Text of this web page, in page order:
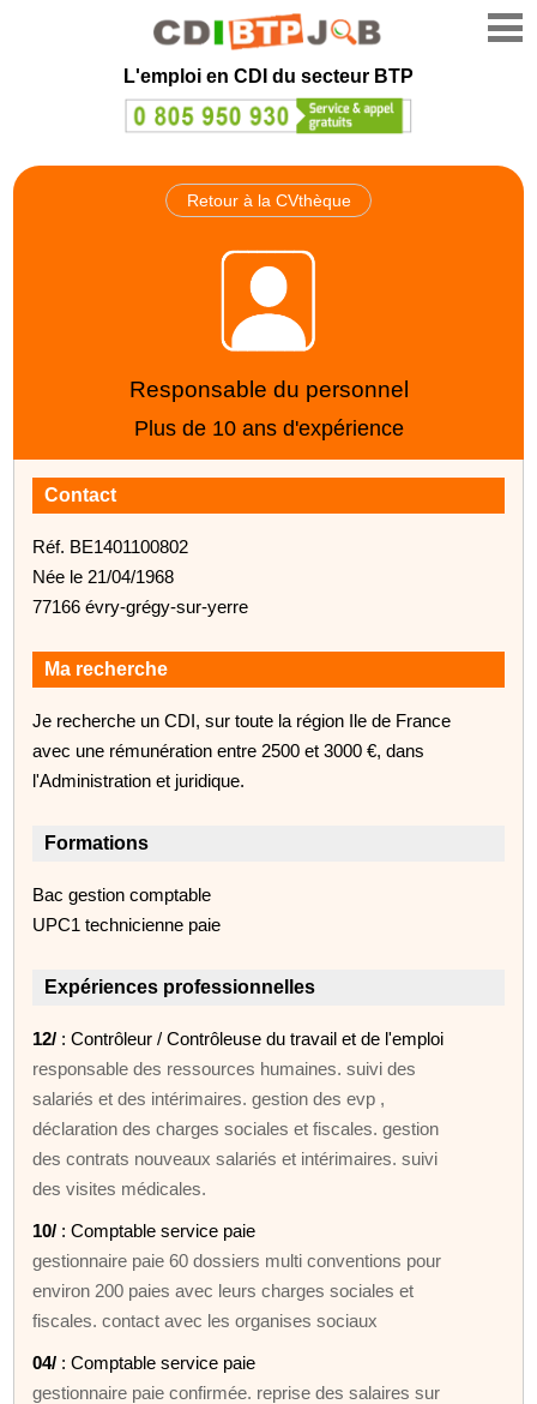
L'emploi en CDI du secteur BTP
Retour à la CVthèque
Responsable du personnel
Plus de 10 ans d'expérience
Contact
Réf. BE1401100802
Née le 21/04/1968
77166 évry-grégy-sur-yerre
Ma recherche
Je recherche un CDI, sur toute la région Ile de France
avec une rémunération entre 2500 et 3000 €, dans
l'Administration et juridique.
Formations
Bac gestion comptable
UPC1 technicienne paie
Expériences professionnelles
12/ : Contrôleur / Contrôleuse du travail et de l'emploi
responsable des ressources humaines. suivi des
salariés et des intérimaires. gestion des evp ,
déclaration des charges sociales et fiscales. gestion
des contrats nouveaux salariés et intérimaires. suivi
des visites médicales.
10/ : Comptable service paie
gestionnaire paie 60 dossiers multi conventions pour
environ 200 paies avec leurs charges sociales et
fiscales. contact avec les organises sociaux
04/ : Comptable service paie
gestionnaire paie confirmée. reprise des salaires sur